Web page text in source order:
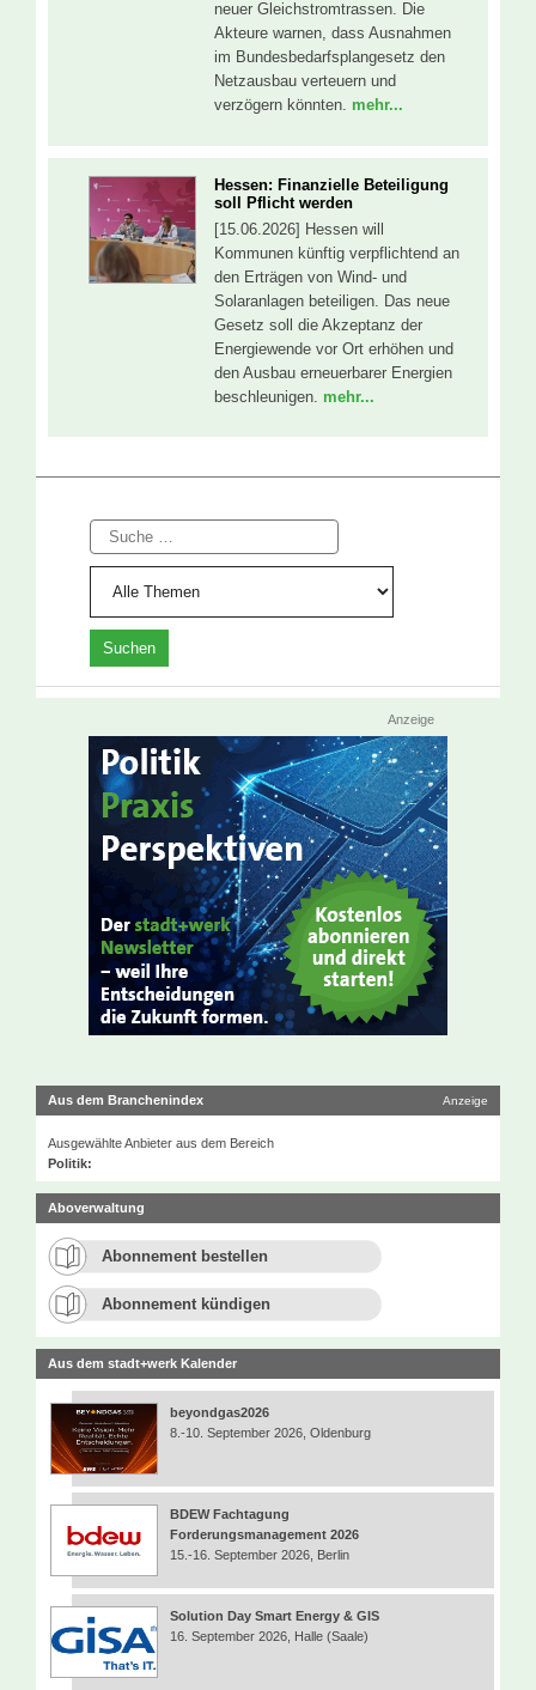
neuer Gleichstromtrassen. Die
Akteure warnen, dass Ausnahmen
im Bundesbedarfsplangesetz den
Netzausbau verteuern und
verzögern könnten. mehr...
Hessen: Finanzielle Beteiligung
soll Pflicht werden
[15.06.2026] Hessen will
Kommunen künftig verpflichtend an
den Erträgen von Wind- und
Solaranlagen beteiligen. Das neue
Gesetz soll die Akzeptanz der
Energiewende vor Ort erhöhen und
den Ausbau erneuerbarer Energien
beschleunigen. mehr...
Suche
Anzeige
Aus dem Branchenindex Anzeige
Ausgewählte Anbieter aus dem Bereich
Politik:
Aboverwaltung
Abonnement bestellen
Abonnement kündigen
Aus dem stadt+werk Kalender
beyondgas2026
8.-10. September 2026, Oldenburg
BDEW Fachtagung
Forderungsmanagement 2026
15.-16. September 2026, Berlin
Solution Day Smart Energy & GIS
16. September 2026, Halle (Saale)